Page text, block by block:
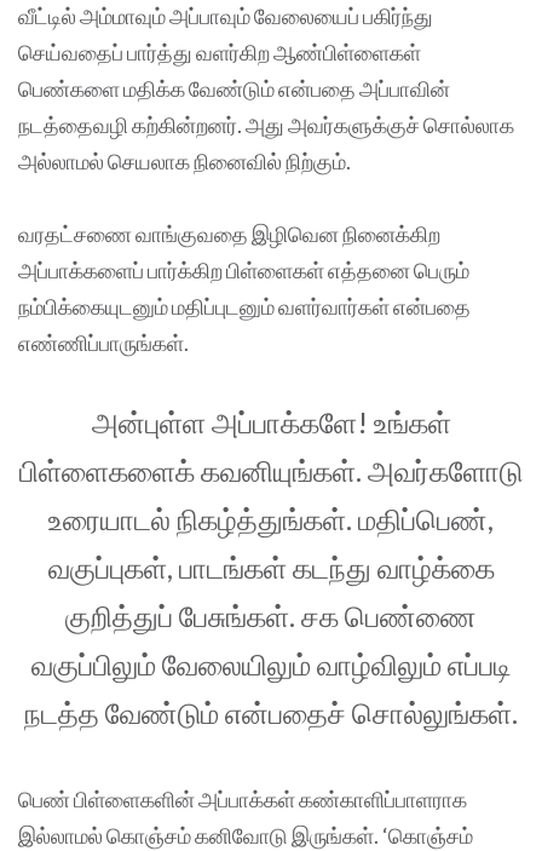
வீட்டில் அம்மாவும் அப்பாவும் வேலையைப் பகிர்ந்து
செய்வதைப் பார்த்து வளர்கிற ஆண்பிள்ளைகள்
பெண்களை மதிக்க வேண்டும் என்பதை அப்பாவின்
நடத்தைவழி கற்கின்றனர். அது அவர்களுக்குச் சொல்லாக
அல்லாமல் செயலாக நினைவில் நிற்கும்.
வரதட்சணை வாங்குவதை இழிவென நினைக்கிற
அப்பாக்களைப் பார்க்கிற பிள்ளைகள் எத்தனை பெரும்
நம்பிக்கையுடனும் மதிப்புடனும் வளர்வார்கள் என்பதை
எண்ணிப்பாருங்கள்.
அன்புள்ள அப்பாக்களே! உங்கள்
பிள்ளைகளைக் கவனியுங்கள். அவர்களோடு
உரையாடல் நிகழ்த்துங்கள். மதிப்பெண்,
வகுப்புகள், பாடங்கள் கடந்து வாழ்க்கை
குறித்துப் பேசுங்கள். சக பெண்ணை
வகுப்பிலும் வேலையிலும் வாழ்விலும் எப்படி
நடத்த வேண்டும் என்பதைச் சொல்லுங்கள்.
பெண் பிள்ளைகளின் அப்பாக்கள் கண்காளிப்பாளராக
இல்லாமல் கொஞ்சம் கனிவோடு இருங்கள். ‘கொஞ்சம்